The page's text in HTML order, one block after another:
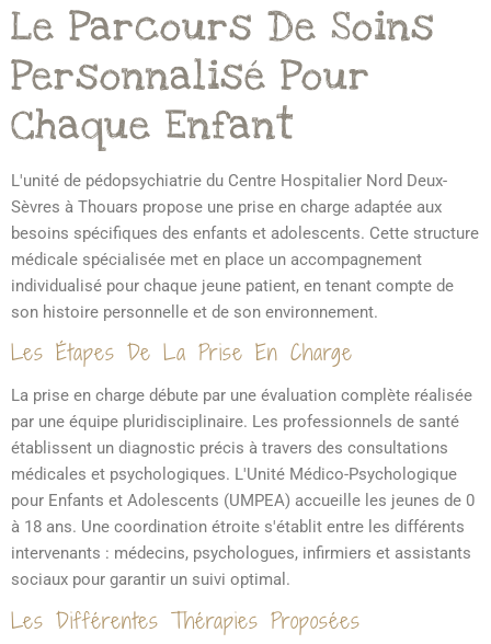
Le Parcours De Soins
Personnalisé Pour
Chaque Enfant
L'unité de pédopsychiatrie du Centre Hospitalier Nord Deux-
Sèvres à Thouars propose une prise en charge adaptée aux
besoins spécifiques des enfants et adolescents. Cette structure
médicale spécialisée met en place un accompagnement
individualisé pour chaque jeune patient, en tenant compte de
son histoire personnelle et de son environnement.
Les Étapes De La Prise En Charge
La prise en charge débute par une évaluation complète réalisée
par une équipe pluridisciplinaire. Les professionnels de santé
établissent un diagnostic précis à travers des consultations
médicales et psychologiques. L'Unité Médico-Psychologique
pour Enfants et Adolescents (UMPEA) accueille les jeunes de 0
à 18 ans. Une coordination étroite s'établit entre les différents
intervenants : médecins, psychologues, infirmiers et assistants
sociaux pour garantir un suivi optimal.
Les Différentes Thérapies Proposées